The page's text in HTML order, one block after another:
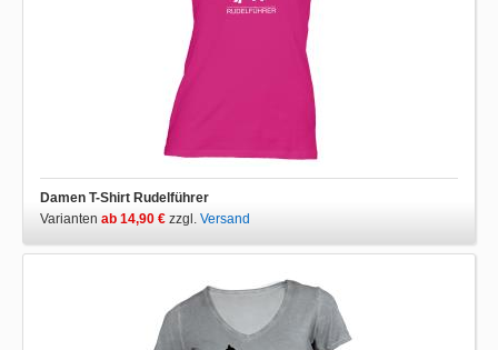
Damen T-Shirt Rudelführer
Varianten ab 14,90 € zzgl. Versand